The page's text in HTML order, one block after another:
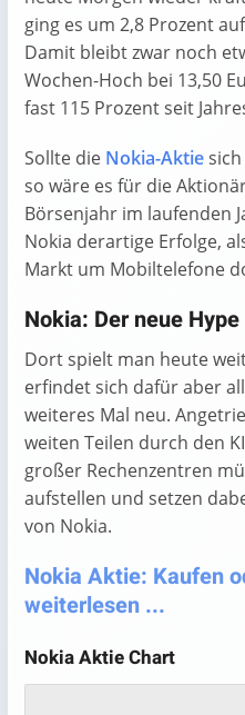
ging es um 2,8 Prozent
Damit bleibt zwar noch
Wochen-Hoch bei 13,50
fast 115 Prozent seit
Sollte die Nokia-Aktie
so wäre es für die
Börsenjahr im laufenden
Nokia derartige Erfolge,
Markt um Mobiltelefone
Nokia: Der neue Hype
Dort spielt man heute
erfindet sich dafür aber
weiteres Mal neu.
weiten Teilen durch den
großer Rechenzentren
aufstellen und setzen
von Nokia.
Nokia Aktie: Kaufen
weiterlesen ...
Nokia Aktie Chart